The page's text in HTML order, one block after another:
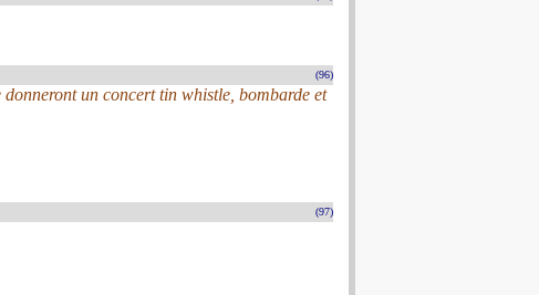
(96)
un concert tin whistle, bombarde et
(97)